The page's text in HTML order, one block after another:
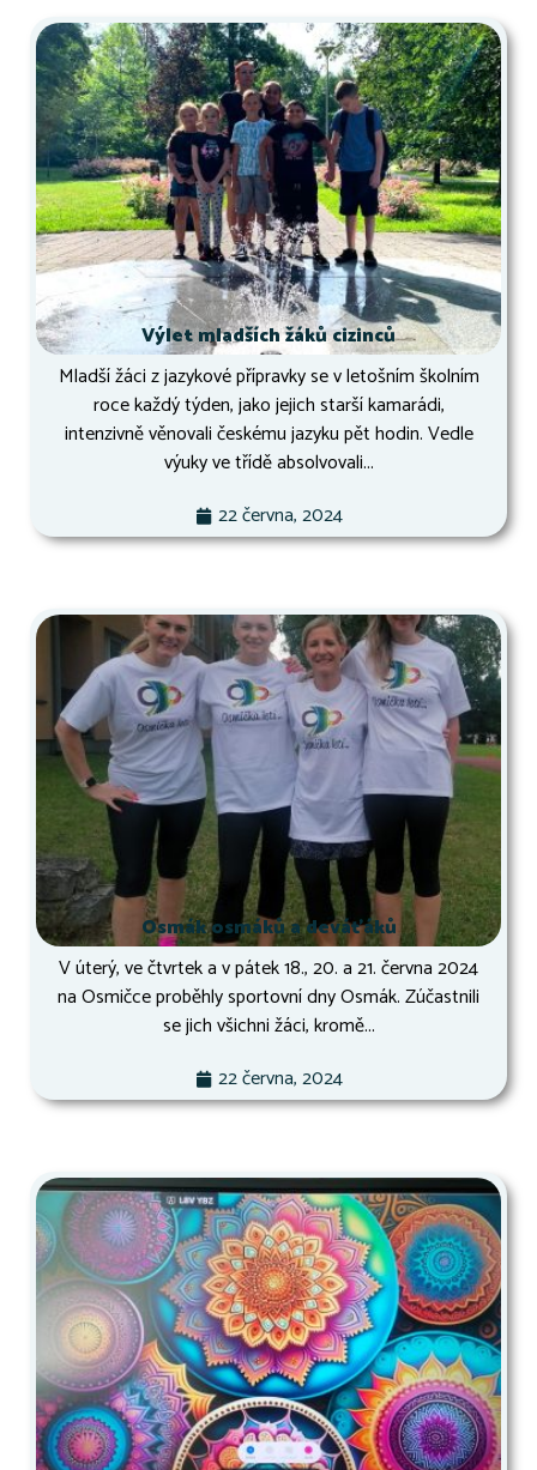
Výlet mladších žáků cizinců
Mladší žáci z jazykové přípravky se v letošním školním
roce každý týden, jako jejich starší kamarádi,
intenzivně věnovali českému jazyku pět hodin. Vedle
výuky ve třídě absolvovali...
22 června, 2024
Osmák osmáků a deváťáků
V úterý, ve čtvrtek a v pátek 18., 20. a 21. června 2024
na Osmičce proběhly sportovní dny Osmák. Zúčastnili
se jich všichni žáci, kromě...
22 června, 2024